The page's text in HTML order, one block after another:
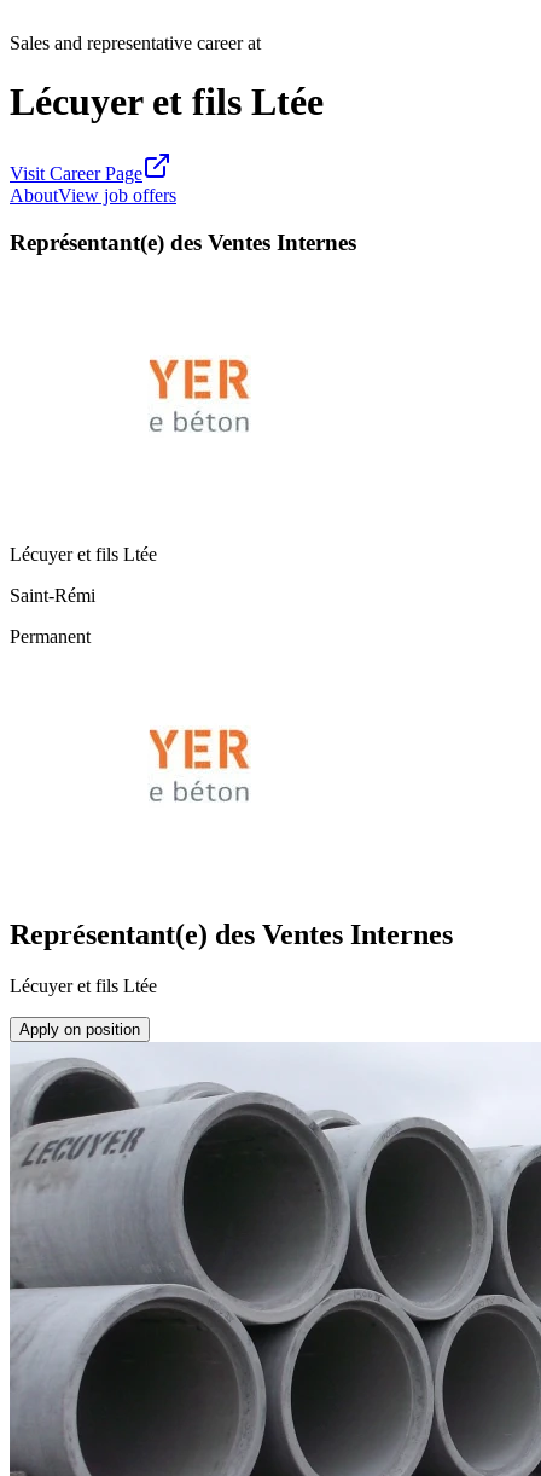
Sales and representative career at
Lécuyer et fils Ltée
Visit Career Page
AboutView job offers
Représentant(e) des Ventes Internes
Lécuyer et fils Ltée
Saint-Rémi
Permanent
Représentant(e) des Ventes Internes
Lécuyer et fils Ltée
Apply on position